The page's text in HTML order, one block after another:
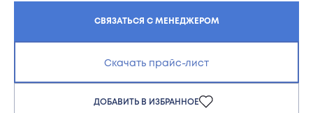
СВЯЗАТЬСЯ С МЕНЕДЖЕРОМ
Скачать прайс-лист
ДОБАВИТЬ В ИЗБРАННОЕ